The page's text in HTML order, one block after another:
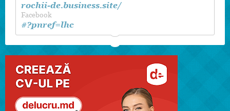
rochii-de.business.site/
Facebook
#?pnref=lhc